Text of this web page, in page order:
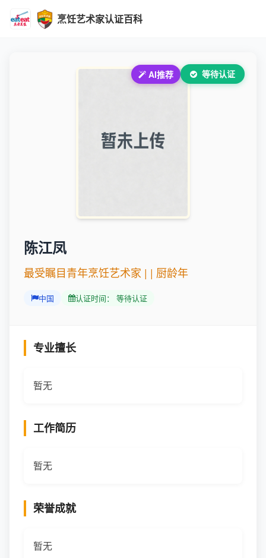
烹饪艺术家认证百科
AI推荐 等待认证
陈江凤
最受瞩目青年烹饪艺术家 | | 厨龄年
中国 认证时间： 等待认证
专业擅长
暂无
工作简历
暂无
荣誉成就
暂无